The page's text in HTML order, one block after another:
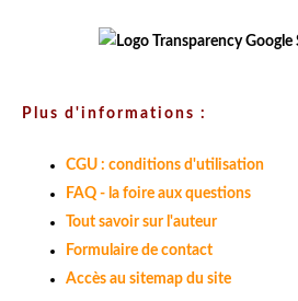
Plus d'informations :
CGU : conditions d'utilisation
FAQ - la foire aux questions
Tout savoir sur l'auteur
Formulaire de contact
Accès au sitemap du site